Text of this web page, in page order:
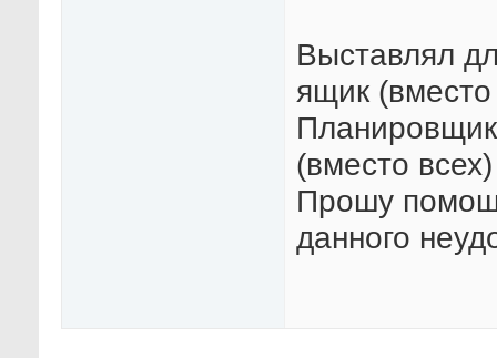
Выставлял
ящик (вместо
(вместо всех)
Прошу
данного